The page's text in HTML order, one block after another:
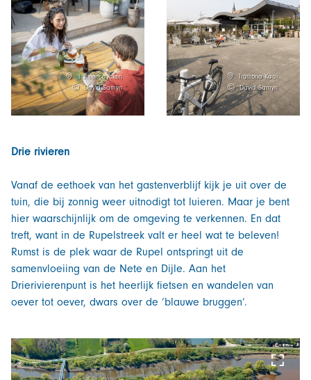
't Steencaycken
David Samyn
Trattoria Kaai
David Samyn
Drie rivieren
Vanaf de eethoek van het gastenverblijf kijk je uit over de
tuin, die bij zonnig weer uitnodigt tot luieren. Maar je bent
hier waarschijnlijk om de omgeving te verkennen. En dat
treft, want in de Rupelstreek valt er heel wat te beleven!
Rumst is de plek waar de Rupel ontspringt uit de
samenvloeiing van de Nete en Dijle. Aan het
Drierivierenpunt is het heerlijk fietsen en wandelen van
oever tot oever, dwars over de ‘blauwe bruggen’.